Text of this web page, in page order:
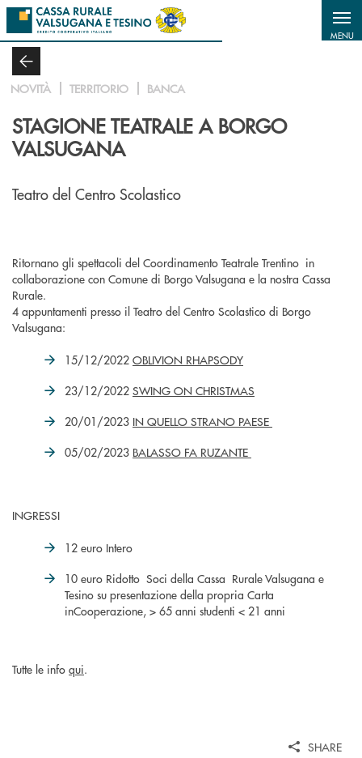
Salta al contenuto principale
MENU
NOVITÀ TERRITORIO BANCA
STAGIONE TEATRALE A BORGO
VALSUGANA
Teatro del Centro Scolastico
Ritornano gli spettacoli del Coordinamento Teatrale Trentino in
collaborazione con Comune di Borgo Valsugana e la nostra Cassa
Rurale.
4 appuntamenti presso il Teatro del Centro Scolastico di Borgo
Valsugana:
15/12/2022 OBLIVION RHAPSODY
23/12/2022 SWING ON CHRISTMAS
20/01/2023 IN QUELLO STRANO PAESE
05/02/2023 BALASSO FA RUZANTE
INGRESSI
12 euro Intero
10 euro Ridotto Soci della Cassa Rurale Valsugana e
Tesino su presentazione della propria Carta
inCooperazione, > 65 anni studenti < 21 anni
Tutte le info qui.
SHARE